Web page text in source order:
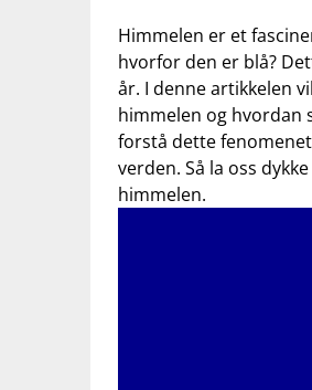
Himmelen er et
hvorfor den er blå?
år. I denne⁣ artikkelen
himmelen og hvordan
‍forstå dette
verden. Så⁣ la oss
himmelen.